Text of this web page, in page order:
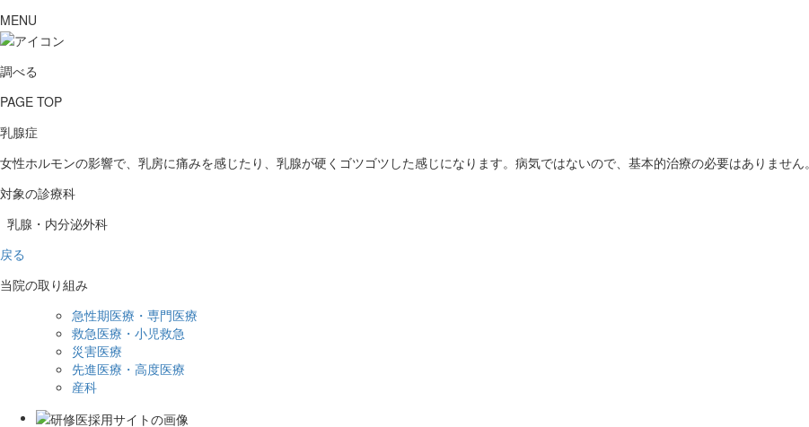
MENU
調べる
PAGE TOP
乳腺症
女性ホルモンの影響で、乳房に痛みを感じたり、乳腺が硬くゴツゴツした感じになります。病気ではないので、基本的治療の必要はありません。
対象の診療科
乳腺・内分泌外科
戻る
当院の取り組み
急性期医療・専門医療
救急医療・小児救急
災害医療
先進医療・高度医療
産科